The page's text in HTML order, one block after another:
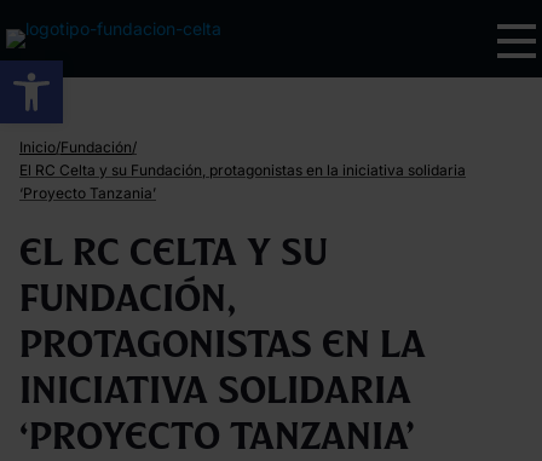
Abrir barra de herramientas
Inicio/Fundación/
El RC Celta y su Fundación, protagonistas en la iniciativa solidaria
‘Proyecto Tanzania’
El RC Celta y su
Fundación,
protagonistas en la
iniciativa solidaria
‘Proyecto Tanzania’